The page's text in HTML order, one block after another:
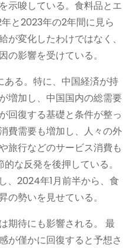
示唆している。食料品とエ
と2023年の2年間に見ら
変化したわけではなく、
の影響を受けている。
ある。特に、中国経済が持
増加し、中国国内の総需要
回復する基礎と条件が整っ
費需要も増加し、人々の外
旅行などのサービス消費も
な反発を後押している。
、2024年1月前半から、食
の勢いを見せている。
期待にも影響される。 最
が僅かに回復すると予想さ